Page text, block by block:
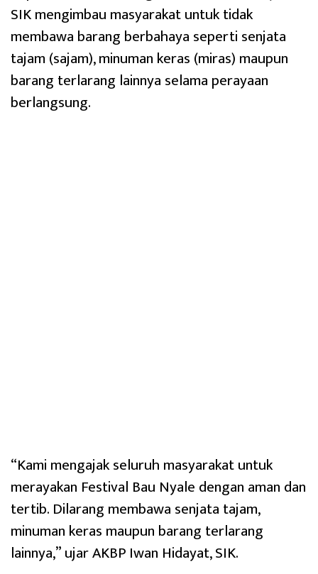
SIK mengimbau masyarakat untuk tidak
membawa barang berbahaya seperti senjata
tajam (sajam), minuman keras (miras) maupun
barang terlarang lainnya selama perayaan
berlangsung.
“Kami mengajak seluruh masyarakat untuk
merayakan Festival Bau Nyale dengan aman dan
tertib. Dilarang membawa senjata tajam,
minuman keras maupun barang terlarang
lainnya,” ujar AKBP Iwan Hidayat, SIK.